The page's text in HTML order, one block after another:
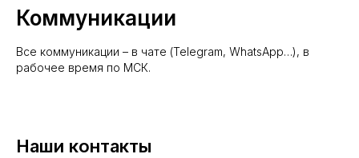
Коммуникации
Все коммуникации – в чате (Telegram, WhatsApp…), в
рабочее время по МСК.
Наши контакты